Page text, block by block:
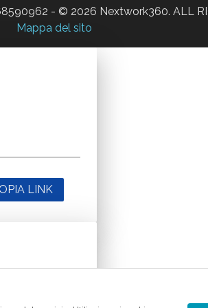
- © 2026 Nextwork360. ALL
Mappa del sito
LINK